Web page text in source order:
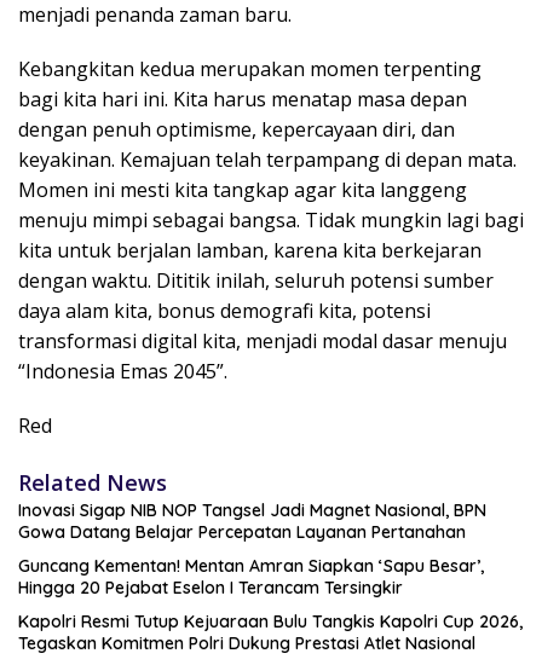
menjadi penanda zaman baru.
Kebangkitan kedua merupakan momen terpenting
bagi kita hari ini. Kita harus menatap masa depan
dengan penuh optimisme, kepercayaan diri, dan
keyakinan. Kemajuan telah terpampang di depan mata.
Momen ini mesti kita tangkap agar kita langgeng
menuju mimpi sebagai bangsa. Tidak mungkin lagi bagi
kita untuk berjalan lamban, karena kita berkejaran
dengan waktu. Dititik inilah, seluruh potensi sumber
daya alam kita, bonus demografi kita, potensi
transformasi digital kita, menjadi modal dasar menuju
“Indonesia Emas 2045”.
Red
Related News
Inovasi Sigap NIB NOP Tangsel Jadi Magnet Nasional, BPN
Gowa Datang Belajar Percepatan Layanan Pertanahan
Guncang Kementan! Mentan Amran Siapkan ‘Sapu Besar’,
Hingga 20 Pejabat Eselon I Terancam Tersingkir
Kapolri Resmi Tutup Kejuaraan Bulu Tangkis Kapolri Cup 2026,
Tegaskan Komitmen Polri Dukung Prestasi Atlet Nasional